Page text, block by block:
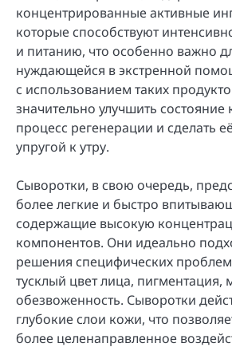
концентрированные активные
которые способствуют
и питанию, что особенно важно
нуждающейся в экстренной
с использованием таких
значительно улучшить состояние
процесс регенерации и сделать
упругой к утру.
Сыворотки, в свою очередь,
более легкие и быстро
содержащие высокую
компонентов. Они идеально
решения специфических
тусклый цвет лица,
обезвоженность. Сыворотки
глубокие слои кожи, что
более целенаправленное